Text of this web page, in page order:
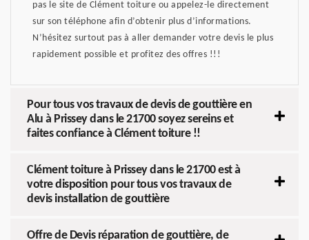
pas le site de Clément toiture ou appelez-le directement
sur son téléphone afin d’obtenir plus d’informations.
N’hésitez surtout pas à aller demander votre devis le plus
rapidement possible et profitez des offres !!!
Pour tous vos travaux de devis de gouttière en
Alu à Prissey dans le 21700 soyez sereins et
faites confiance à Clément toiture !!
Clément toiture à Prissey dans le 21700 est à
votre disposition pour tous vos travaux de
devis installation de gouttière
Offre de Devis réparation de gouttière, de